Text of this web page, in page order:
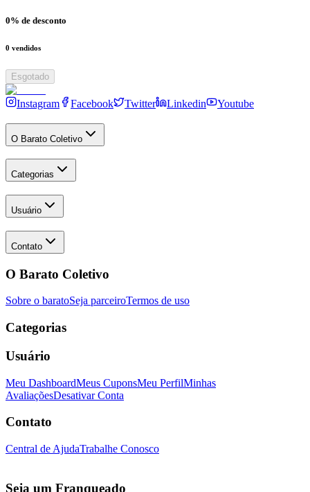
0% de desconto
0 vendidos
Esgotado
Instagram Facebook Twitter Linkedin Youtube
O Barato Coletivo
Categorias
Usuário
Contato
O Barato Coletivo
Sobre o baratoSeja parceiroTermos de uso
Categorias
Usuário
Meu DashboardMeus CuponsMeu PerfilMinhas
AvaliaçõesDesativar Conta
Contato
Central de AjudaTrabalhe Conosco
Seja um Franqueado